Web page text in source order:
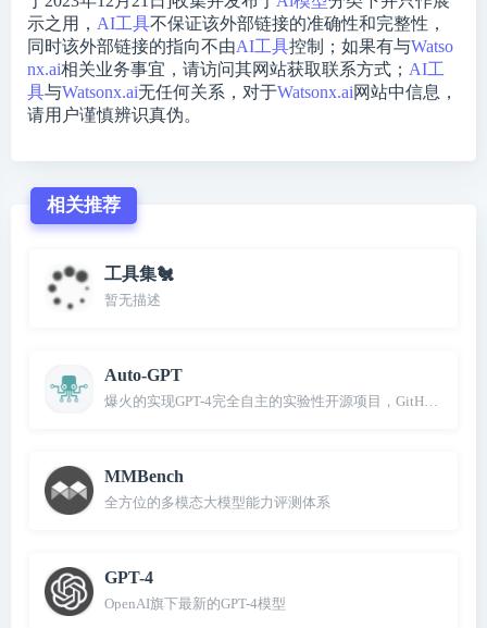
示之用， AI工具不保证该外部链接的准确性和完整性，
同时该外部链接的指向不由AI工具控制；如果有与Watso
nx.ai相关业务事宜，请访问其网站获取联系方式； AI工
具与Watsonx.ai无任何关系，对于Watsonx.ai网站中信息，
请用户谨慎辨识真伪。
相关推荐
工具集🐔
暂无描述
Auto-GPT
爆火的实现GPT-4完全自主的实验性开源项目，GitHub超10万
MMBench
全方位的多模态大模型能力评测体系
GPT-4
OpenAI旗下最新的GPT-4模型